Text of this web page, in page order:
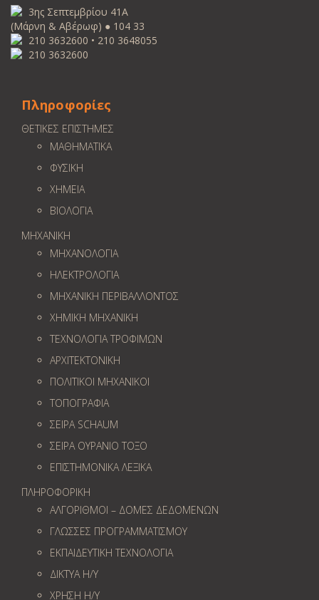
3ης Σεπτεμβρίου 41Α
(Μάρνη & Αβέρωφ) ● 104 33
210 3632600 • 210 3648055
210 3632600
Πληροφορίες
ΘΕΤΙΚΕΣ ΕΠΙΣΤΗΜΕΣ
ΜΑΘΗΜΑΤΙΚΑ
ΦΥΣΙΚΗ
ΧΗΜΕΙΑ
ΒΙΟΛΟΓΙΑ
ΜΗΧΑΝΙΚΗ
ΜΗΧΑΝΟΛΟΓΙΑ
ΗΛΕΚΤΡΟΛΟΓΙΑ
ΜΗΧΑΝΙΚΗ ΠΕΡΙΒΑΛΛΟΝΤΟΣ
ΧΗΜΙΚΗ ΜΗΧΑΝΙΚΗ
ΤΕΧΝΟΛΟΓΙΑ ΤΡΟΦΙΜΩΝ
ΑΡΧΙΤΕΚΤΟΝΙΚΗ
ΠΟΛΙΤΙΚΟΙ ΜΗΧΑΝΙΚΟΙ
ΤΟΠΟΓΡΑΦΙΑ
ΣΕΙΡΑ SCHAUM
ΣΕΙΡΑ ΟΥΡΑΝΙΟ ΤΟΞΟ
ΕΠΙΣΤΗΜΟΝΙΚΑ ΛΕΞΙΚΑ
ΠΛΗΡΟΦΟΡΙΚΗ
ΑΛΓΟΡΙΘΜΟΙ – ΔΟΜΕΣ ΔΕΔΟΜΕΝΩΝ
ΓΛΩΣΣΕΣ ΠΡΟΓΡΑΜΜΑΤΙΣΜΟΥ
ΕΚΠΑΙΔΕΥΤΙΚΗ ΤΕΧΝΟΛΟΓΙΑ
ΔΙΚΤΥΑ Η/Υ
ΧΡΗΣΗ Η/Υ